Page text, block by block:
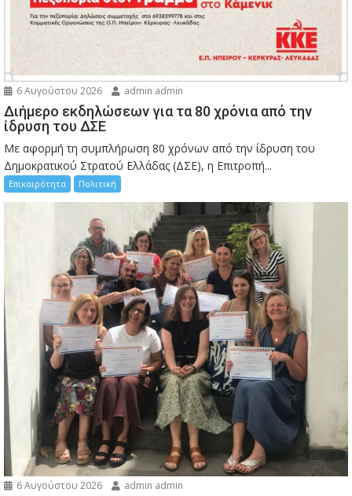
6 Αυγούστου 2026 admin admin
Διήμερο εκδηλώσεων για τα 80 χρόνια από την
ίδρυση του ΔΣΕ
Με αφορμή τη συμπλήρωση 80 χρόνων από την ίδρυση του
Δημοκρατικού Στρατού Ελλάδας (ΔΣΕ), η Επιτροπή...
Επικαιρότητα Πολιτική
6 Αυγούστου 2026 admin admin